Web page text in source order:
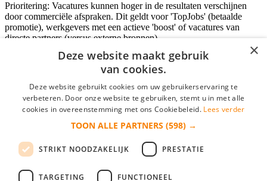
Prioritering: Vacatures kunnen hoger in de resultaten verschijnen
door commerciële afspraken. Dit geldt voor 'TopJobs' (betaalde
promotie), werkgevers met een actieve 'boost' of vacatures van
directe partners (versus externe bronnen).
Inloggen als bedrijf
*
login gegevens onthouden
login
×
Deze website maakt gebruik
van cookies.
Deze website gebruikt cookies om uw gebruikerservaring te
verbeteren. Door onze website te gebruiken, stemt u in met alle
cookies in overeenstemming met ons Cookiebeleid. Lees verder
TOON ALLE PARTNERS (598) →
STRIKT NOODZAKELIJK PRESTATIE
TARGETING FUNCTIONEEL